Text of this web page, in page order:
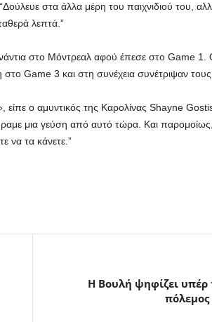
στα άλλα μέρη του παιχνιδιού του,
λεπτά.”
στο Μόντρεαλ αφού έπεσε στο Game 1.
Game 3 και στη συνέχεια συνέτριψαν
είπε ο αμυντικός της Καρολίνας Shayne
μια γεύση από αυτό τώρα. Και
να τα κάνετε.”
Η Βουλή ψηφίζει υπέρ
πόλεμος